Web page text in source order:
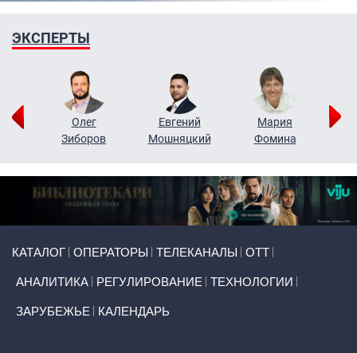
ЭКСПЕРТЫ
Олег
Зиборов
Евгений
Мошняцкий
Мария
Фомина
КАТАЛОГ ОПЕРАТОРЫ ТЕЛЕКАНАЛЫ ОТТ
АНАЛИТИКА РЕГУЛИРОВАНИЕ ТЕХНОЛОГИИ
ЗАРУБЕЖЬЕ КАЛЕНДАРЬ